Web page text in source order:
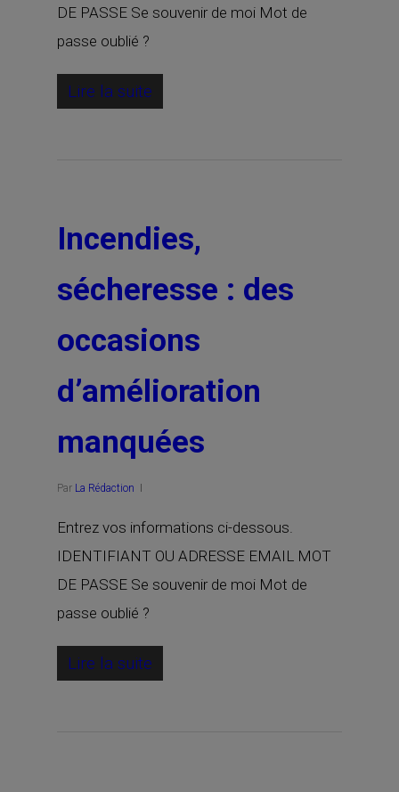
DE PASSE Se souvenir de moi Mot de
passe oublié ?
Lire la suite
Incendies,
sécheresse : des
occasions
d’amélioration
manquées
Par La Rédaction
Entrez vos informations ci-dessous.
IDENTIFIANT OU ADRESSE EMAIL MOT
DE PASSE Se souvenir de moi Mot de
passe oublié ?
Lire la suite